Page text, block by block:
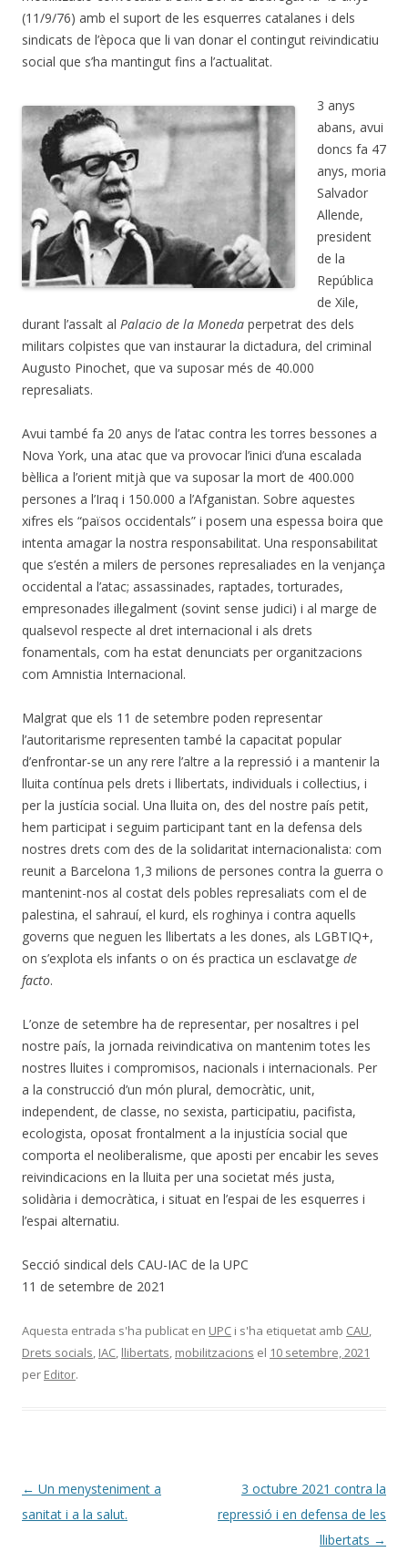
(11/9/76) amb el suport de les esquerres catalanes i dels
sindicats de l’època que li van donar el contingut reivindicatiu
social que s’ha mantingut fins a l’actualitat.
3 anys
abans, avui
doncs fa 47
anys, moria
Salvador
Allende,
president
de la
República
de Xile,
durant l’assalt al Palacio de la Moneda perpetrat des dels
militars colpistes que van instaurar la dictadura, del criminal
Augusto Pinochet, que va suposar més de 40.000
represaliats.
Avui també fa 20 anys de l’atac contra les torres bessones a
Nova York, una atac que va provocar l’inici d’una escalada
bèl·lica a l’orient mitjà que va suposar la mort de 400.000
persones a l’Iraq i 150.000 a l’Afganistan. Sobre aquestes
xifres els “països occidentals” i posem una espessa boira que
intenta amagar la nostra responsabilitat. Una responsabilitat
que s’estén a milers de persones represaliades en la venjança
occidental a l’atac; assassinades, raptades, torturades,
empresonades il·legalment (sovint sense judici) i al marge de
qualsevol respecte al dret internacional i als drets
fonamentals, com ha estat denunciats per organitzacions
com Amnistia Internacional.
Malgrat que els 11 de setembre poden representar
l’autoritarisme representen també la capacitat popular
d’enfrontar-se un any rere l’altre a la repressió i a mantenir la
lluita contínua pels drets i llibertats, individuals i col·lectius, i
per la justícia social. Una lluita on, des del nostre país petit,
hem participat i seguim participant tant en la defensa dels
nostres drets com des de la solidaritat internacionalista: com
reunit a Barcelona 1,3 milions de persones contra la guerra o
mantenint-nos al costat dels pobles represaliats com el de
palestina, el sahrauí, el kurd, els roghinya i contra aquells
governs que neguen les llibertats a les dones, als LGBTIQ+,
on s’explota els infants o on és practica un esclavatge de
facto.
L’onze de setembre ha de representar, per nosaltres i pel
nostre país, la jornada reivindicativa on mantenim totes les
nostres lluites i compromisos, nacionals i internacionals. Per
a la construcció d’un món plural, democràtic, unit,
independent, de classe, no sexista, participatiu, pacifista,
ecologista, oposat frontalment a la injustícia social que
comporta el neoliberalisme, que aposti per encabir les seves
reivindicacions en la lluita per una societat més justa,
solidària i democràtica, i situat en l’espai de les esquerres i
l’espai alternatiu.
Secció sindical dels CAU-IAC de la UPC
11 de setembre de 2021
Aquesta entrada s'ha publicat en UPC i s'ha etiquetat amb CAU
Drets socials IAC llibertats mobilitzacions el 10 setembre, 2021
per Editor.
Navegació
per
← Un menysteniment a
sanitat i a la salut.
3 octubre 2021 contra la
repressió i en defensa de les
llibertats →